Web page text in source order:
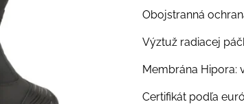
Obojstranná
Výztuž radiacej
Membrána Hipora:
Certifikát podľa